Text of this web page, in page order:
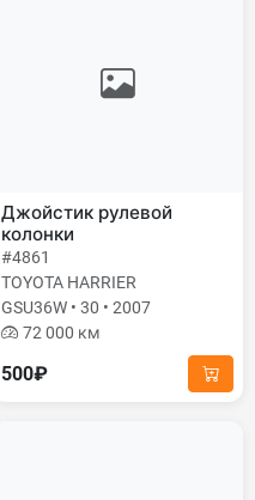
Джойстик рулевой
колонки
#4861
TOYOTA HARRIER
GSU36W • 30 • 2007
72 000 км
500₽